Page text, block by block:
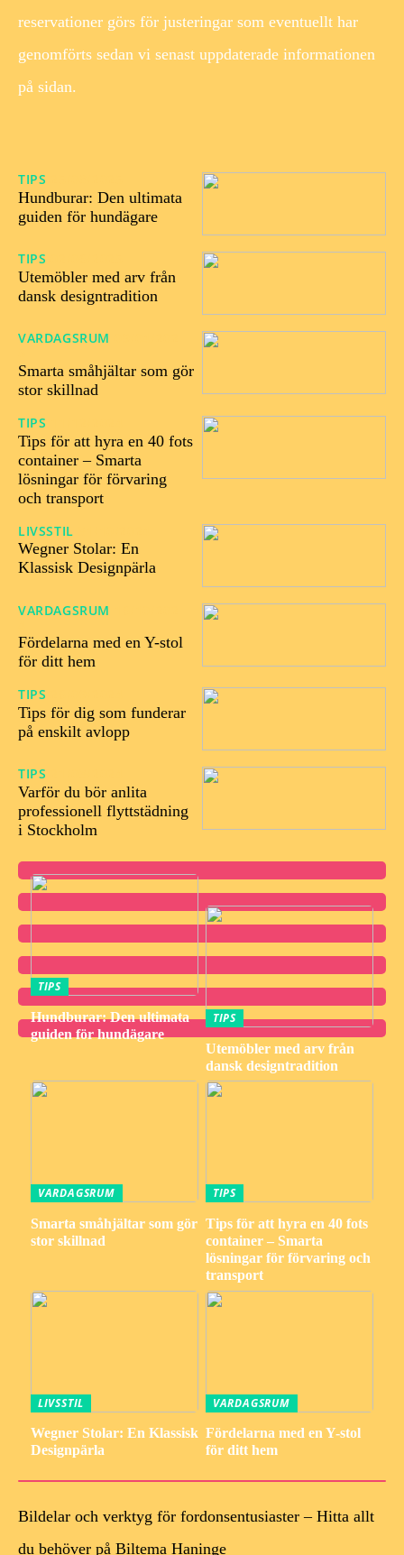
reservationer görs för justeringar som eventuellt har
genomförts sedan vi senast uppdaterade informationen
på sidan.
TIPS
Hundburar: Den ultimata
guiden för hundägare
TIPS
Utemöbler med arv från
dansk designtradition
VARDAGSRUM
Smarta småhjältar som gör
stor skillnad
TIPS
Tips för att hyra en 40 fots
container – Smarta
lösningar för förvaring
och transport
LIVSSTIL
Wegner Stolar: En
Klassisk Designpärla
VARDAGSRUM
Fördelarna med en Y-stol
för ditt hem
TIPS
Tips för dig som funderar
på enskilt avlopp
TIPS
Varför du bör anlita
professionell flyttstädning
i Stockholm
TIPS
Hundburar: Den ultimata
guiden för hundägare
TIPS
Utemöbler med arv från
dansk designtradition
VARDAGSRUM
Smarta småhjältar som gör
stor skillnad
TIPS
Tips för att hyra en 40 fots
container – Smarta
lösningar för förvaring och
transport
LIVSSTIL
Wegner Stolar: En Klassisk
Designpärla
VARDAGSRUM
Fördelarna med en Y-stol
för ditt hem
Bildelar och verktyg för fordonsentusiaster – Hitta allt
du behöver på Biltema Haninge